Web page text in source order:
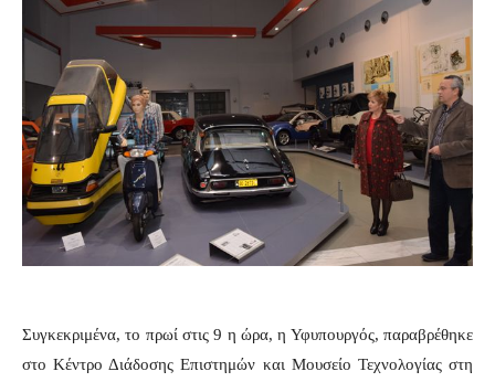
Συγκεκριμένα, το πρωί στις 9 η ώρα, η Υφυπουργός, παραβρέθηκε
στο Κέντρο Διάδοσης Επιστημών και Μουσείο Τεχνολογίας στη